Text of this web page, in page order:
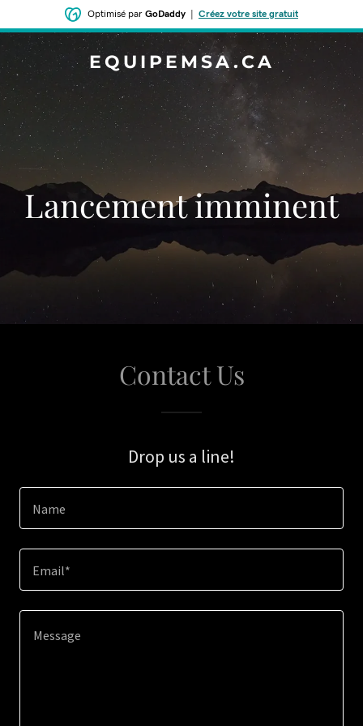
Optimisé par GoDaddy Créez votre site gratuit
EQUIPEMSA.CA
Lancement imminent
Contact Us
Drop us a line!
Name
Email*